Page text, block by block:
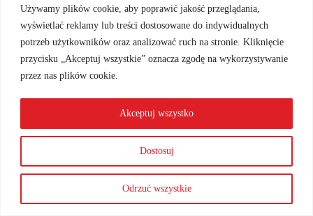
Używamy plików cookie, aby poprawić jakość przeglądania,
wyświetlać reklamy lub treści dostosowane do indywidualnych
potrzeb użytkowników oraz analizować ruch na stronie. Kliknięcie
przycisku „Akceptuj wszystkie” oznacza zgodę na wykorzystywanie
przez nas plików cookie.
Dostosuj
Odrzuć wszystkie
Akceptuj wszystko
Oferta
Szkolenia
Kontakt
Przydatne linki
Koszyk
Regulamin
Polityka prywatności
Kontakt
kontakt@lipskipiotr.pl